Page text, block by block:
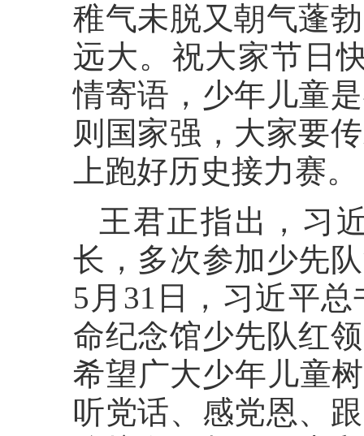
稚气未脱又朝气蓬
远大。祝大家节日
情寄语，少年儿童
则国家强，大家要
上跑好历史接力赛。
王君正指出，习
长，多次参加少先
5月31日，习近平
命纪念馆少先队红
希望广大少年儿童
听党话、感党恩、